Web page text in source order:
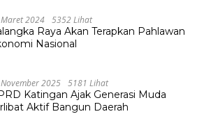
2024 5352 Lihat
Raya Akan Terapkan Pahlawan
Nasional
2025 5181 Lihat
Katingan Ajak Generasi Muda
Aktif Bangun Daerah